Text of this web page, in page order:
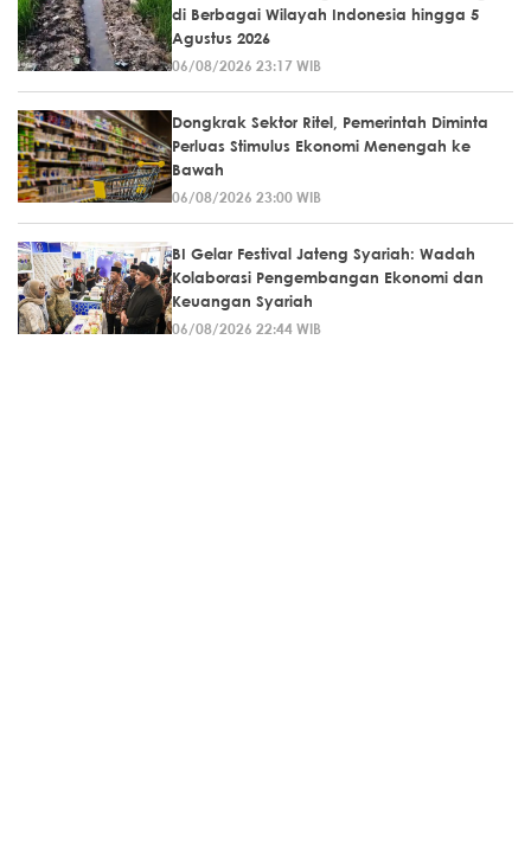
di Berbagai Wilayah Indonesia hingga 5
Agustus 2026
06/08/2026 23:17 WIB
Dongkrak Sektor Ritel, Pemerintah Diminta
Perluas Stimulus Ekonomi Menengah ke
Bawah
06/08/2026 23:00 WIB
BI Gelar Festival Jateng Syariah: Wadah
Kolaborasi Pengembangan Ekonomi dan
Keuangan Syariah
06/08/2026 22:44 WIB